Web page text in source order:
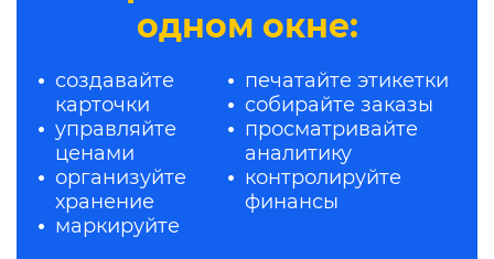
одном окне:
создавайте
карточки
управляйте
ценами
организуйте
хранение
маркируйте
печатайте этикетки
собирайте заказы
просматривайте
аналитику
контролируйте
финансы